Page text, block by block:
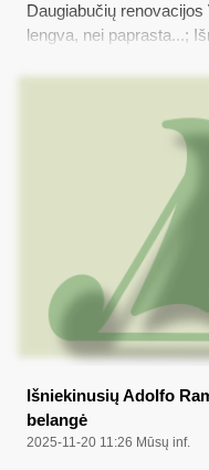
Daugiabučių
lengva, nei paprasta...;
Išniekinusių Adolfo
belangė
2025-11-20 11:26 Mūsų inf.